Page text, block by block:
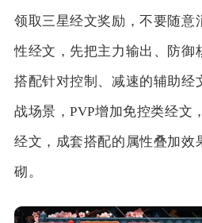
领取三星经文奖励，不要随意
性经文，先把主力输出、防御
搭配针对控制、减速的辅助经
战场景，PVP增加免控类经文
经文，成套搭配的属性叠加效
砌。